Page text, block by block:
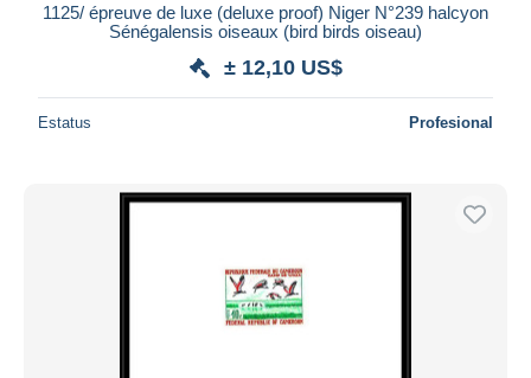
1125/ épreuve de luxe (deluxe proof) Niger N°239 halcyon
Sénégalensis oiseaux (bird birds oiseau)
± 12,10 US$
Estatus Profesional